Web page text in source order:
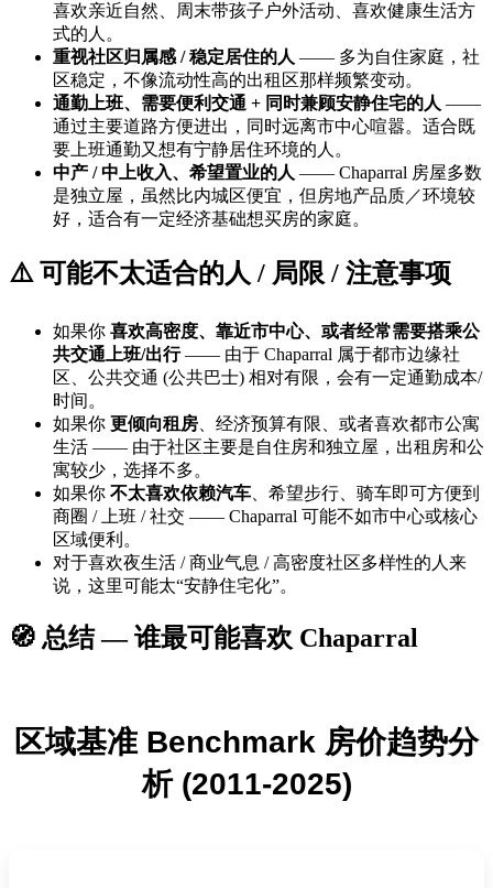
喜欢亲近自然、周末带孩子户外活动、喜欢健康生活方
式的人。
重视社区归属感 / 稳定居住的人 —— 多为自住家庭，社
区稳定，不像流动性高的出租区那样频繁变动。
通勤上班、需要便利交通 + 同时兼顾安静住宅的人 ——
通过主要道路方便进出，同时远离市中心喧嚣。适合既
要上班通勤又想有宁静居住环境的人。
中产 / 中上收入、希望置业的人 —— Chaparral 房屋多数
是独立屋，虽然比内城区便宜，但房地产品质／环境较
好，适合有一定经济基础想买房的家庭。
⚠️ 可能不太适合的人 / 局限 / 注意事项
如果你 喜欢高密度、靠近市中心、或者经常需要搭乘公
共交通上班/出行—— 由于 Chaparral 属于都市边缘社
区、公共交通 (公共巴士) 相对有限，会有一定通勤成本/
时间。
如果你 更倾向租房 、经济预算有限、或者喜欢都市公寓
生活 —— 由于社区主要是自住房和独立屋，出租房和公
寓较少，选择不多。
如果你 不太喜欢依赖汽车 、希望步行、骑车即可方便到
商圈 / 上班 / 社交 —— Chaparral 可能不如市中心或核心
区域便利。
对于喜欢夜生活 / 商业气息 / 高密度社区多样性的人来
说，这里可能太“安静住宅化”。
🧭 总结 — 谁最可能喜欢 Chaparral
区域基准 Benchmark 房价趋势分
析 (2011-2025)